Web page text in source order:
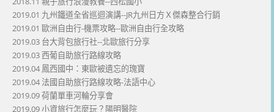
2019.01 九州鐵道全省巡迴演講--JR九州日方Ｘ傑森整合行銷
2019.01 歐洲自由行-機票攻略--歐洲自由行全攻略
2019.03 台大背包旅行社--北歐旅行分享
2019.03 西葡自助旅行路線攻略
2019.04 鳳西國中：東歐被遺忘的瑰寶
2019.04 法國自助旅行路線攻略-法語中心
2019.09 荷蘭單車河輪分享會
2019.09 小資旅行怎麼玩？陽明醫院